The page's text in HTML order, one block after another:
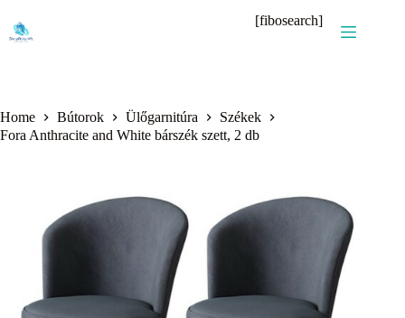
content
[fibosearch]
Home Bútorok Ülőgarnitúra
Székek
Fora Anthracite and White bárszék szett, 2 db